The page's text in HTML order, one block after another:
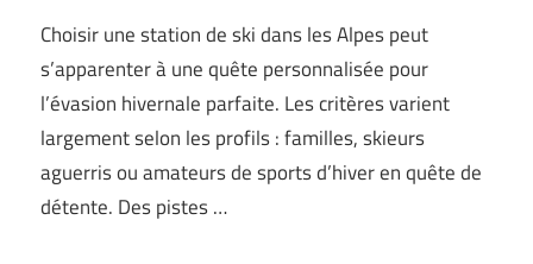
Choisir une station de ski dans les Alpes peut
s’apparenter à une quête personnalisée pour
l’évasion hivernale parfaite. Les critères varient
largement selon les profils : familles, skieurs
aguerris ou amateurs de sports d’hiver en quête de
détente. Des pistes …